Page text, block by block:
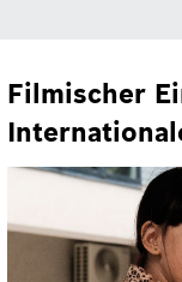
Filmischer